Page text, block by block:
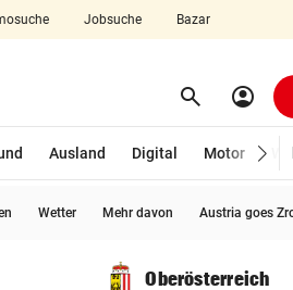
Jobsuche Bazar
search Suchen
account_circle
Ausland Digital Motor
Wetter Mehr davon Austria goes
Oberösterreich